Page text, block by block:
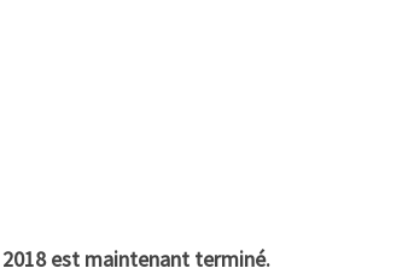
est maintenant terminé.